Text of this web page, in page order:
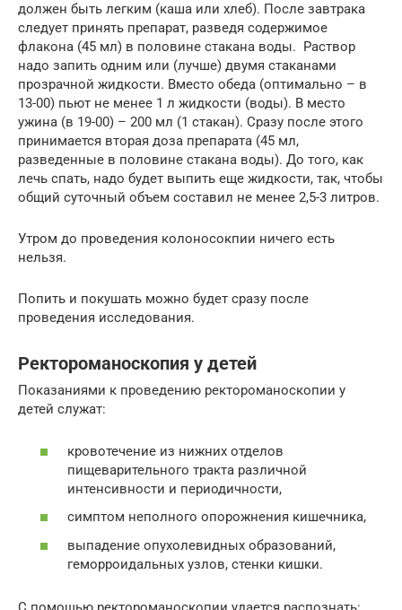
должен быть легким (каша или хлеб). После завтрака
следует принять препарат, разведя содержимое
флакона (45 мл) в половине стакана воды. Раствор
надо запить одним или (лучше) двумя стаканами
прозрачной жидкости. Вместо обеда (оптимально – в
13-00) пьют не менее 1 л жидкости (воды). В место
ужина (в 19-00) – 200 мл (1 стакан). Сразу после этого
принимается вторая доза препарата (45 мл,
разведенные в половине стакана воды). До того, как
лечь спать, надо будет выпить еще жидкости, так, чтобы
общий суточный объем составил не менее 2,5-3 литров.
Утром до проведения колоносокпии ничего есть
нельзя.
Попить и покушать можно будет сразу после
проведения исследования.
Ректороманоскопия у детей
Показаниями к проведению ректороманоскопии у
детей служат:
кровотечение из нижних отделов
пищеварительного тракта различной
интенсивности и периодичности,
симптом неполного опорожнения кишечника,
выпадение опухолевидных образований,
геморроидальных узлов, стенки кишки.